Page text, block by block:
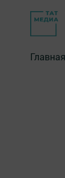
Главная